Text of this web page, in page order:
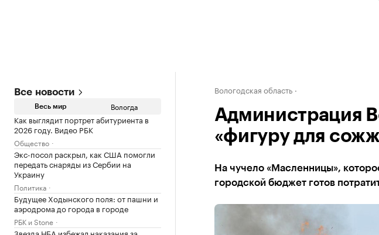
Все новости
Весь мир Вологда
Как выглядит портрет абитуриента в
2026 году. Видео РБК
Общество
Экс-посол раскрыл, как США помогли
передать снаряды из Сербии на
Украину
Политика
Будущее Ходынского поля: от пашни и
аэродрома до города в городе
РБК и Stone
Звезда НБА избежал наказания за
Вологодская область
Администрация
«фигуру для
На чучело «Масленницы»,
городской бюджет готов